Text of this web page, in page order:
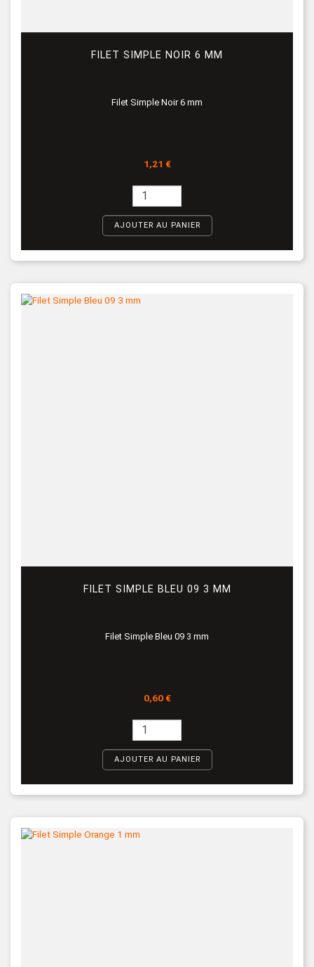
FILET SIMPLE NOIR 6 MM
Filet Simple Noir 6 mm
Prix
1,21 €
AJOUTER AU PANIER
FILET SIMPLE BLEU 09 3 MM
Filet Simple Bleu 09 3 mm
Prix
0,60 €
AJOUTER AU PANIER